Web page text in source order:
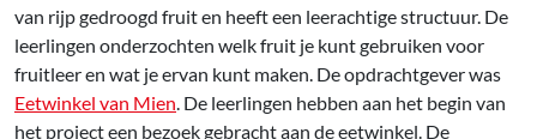
van rijp gedroogd fruit en heeft een leerachtige structuur. De
leerlingen onderzochten welk fruit je kunt gebruiken voor
fruitleer en wat je ervan kunt maken. De opdrachtgever was
Eetwinkel van Mien . De leerlingen hebben aan het begin van
het project een bezoek gebracht aan de eetwinkel. De